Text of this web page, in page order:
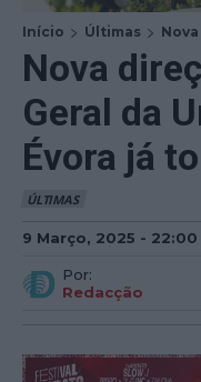
Início Últimas
Nova
Geral da
Évora já
ÚLTIMAS
9 Março, 2025 - 22:00
Por:
Redacção